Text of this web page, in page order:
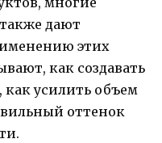
дают
этих
как создавать
усилить объем
оттенок